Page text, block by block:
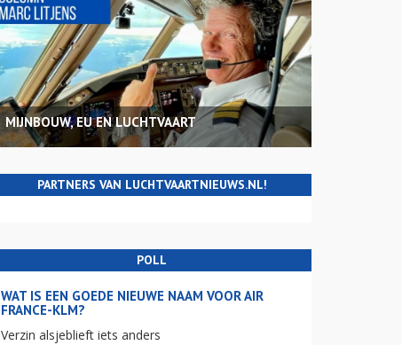
MIJNBOUW, EU EN LUCHTVAART
PARTNERS VAN LUCHTVAARTNIEUWS.NL!
POLL
WAT IS EEN GOEDE NIEUWE NAAM VOOR AIR
FRANCE-KLM?
Verzin alsjeblieft iets anders